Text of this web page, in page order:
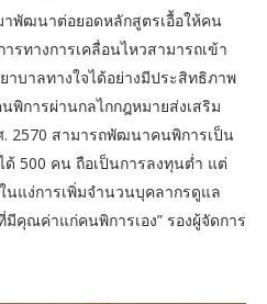
าพัฒนาต่อยอดหลักสูตรเอื้อให้คน
รทางการเคลื่อนไหวสามารถเข้า
บาลทางใจได้อย่างมีประสิทธิภาพ
พิการผ่านกลไกกฎหมายส่งเสริม
. 2570 สามารถพัฒนาคนพิการเป็น
500 คน ถือเป็นการลงทุนต่ำ แต่
นแง่การเพิ่มจำนวนบุคลากรดูแล
คุณค่าแก่คนพิการเอง” รองผู้จัดการ